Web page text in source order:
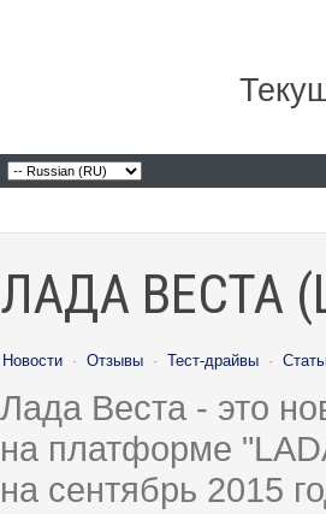
ЛАДА ВЕСТА
Новости · Отзывы · Тест-драйвы ·
Лада Веста - это
на платформе
на сентябрь 2015